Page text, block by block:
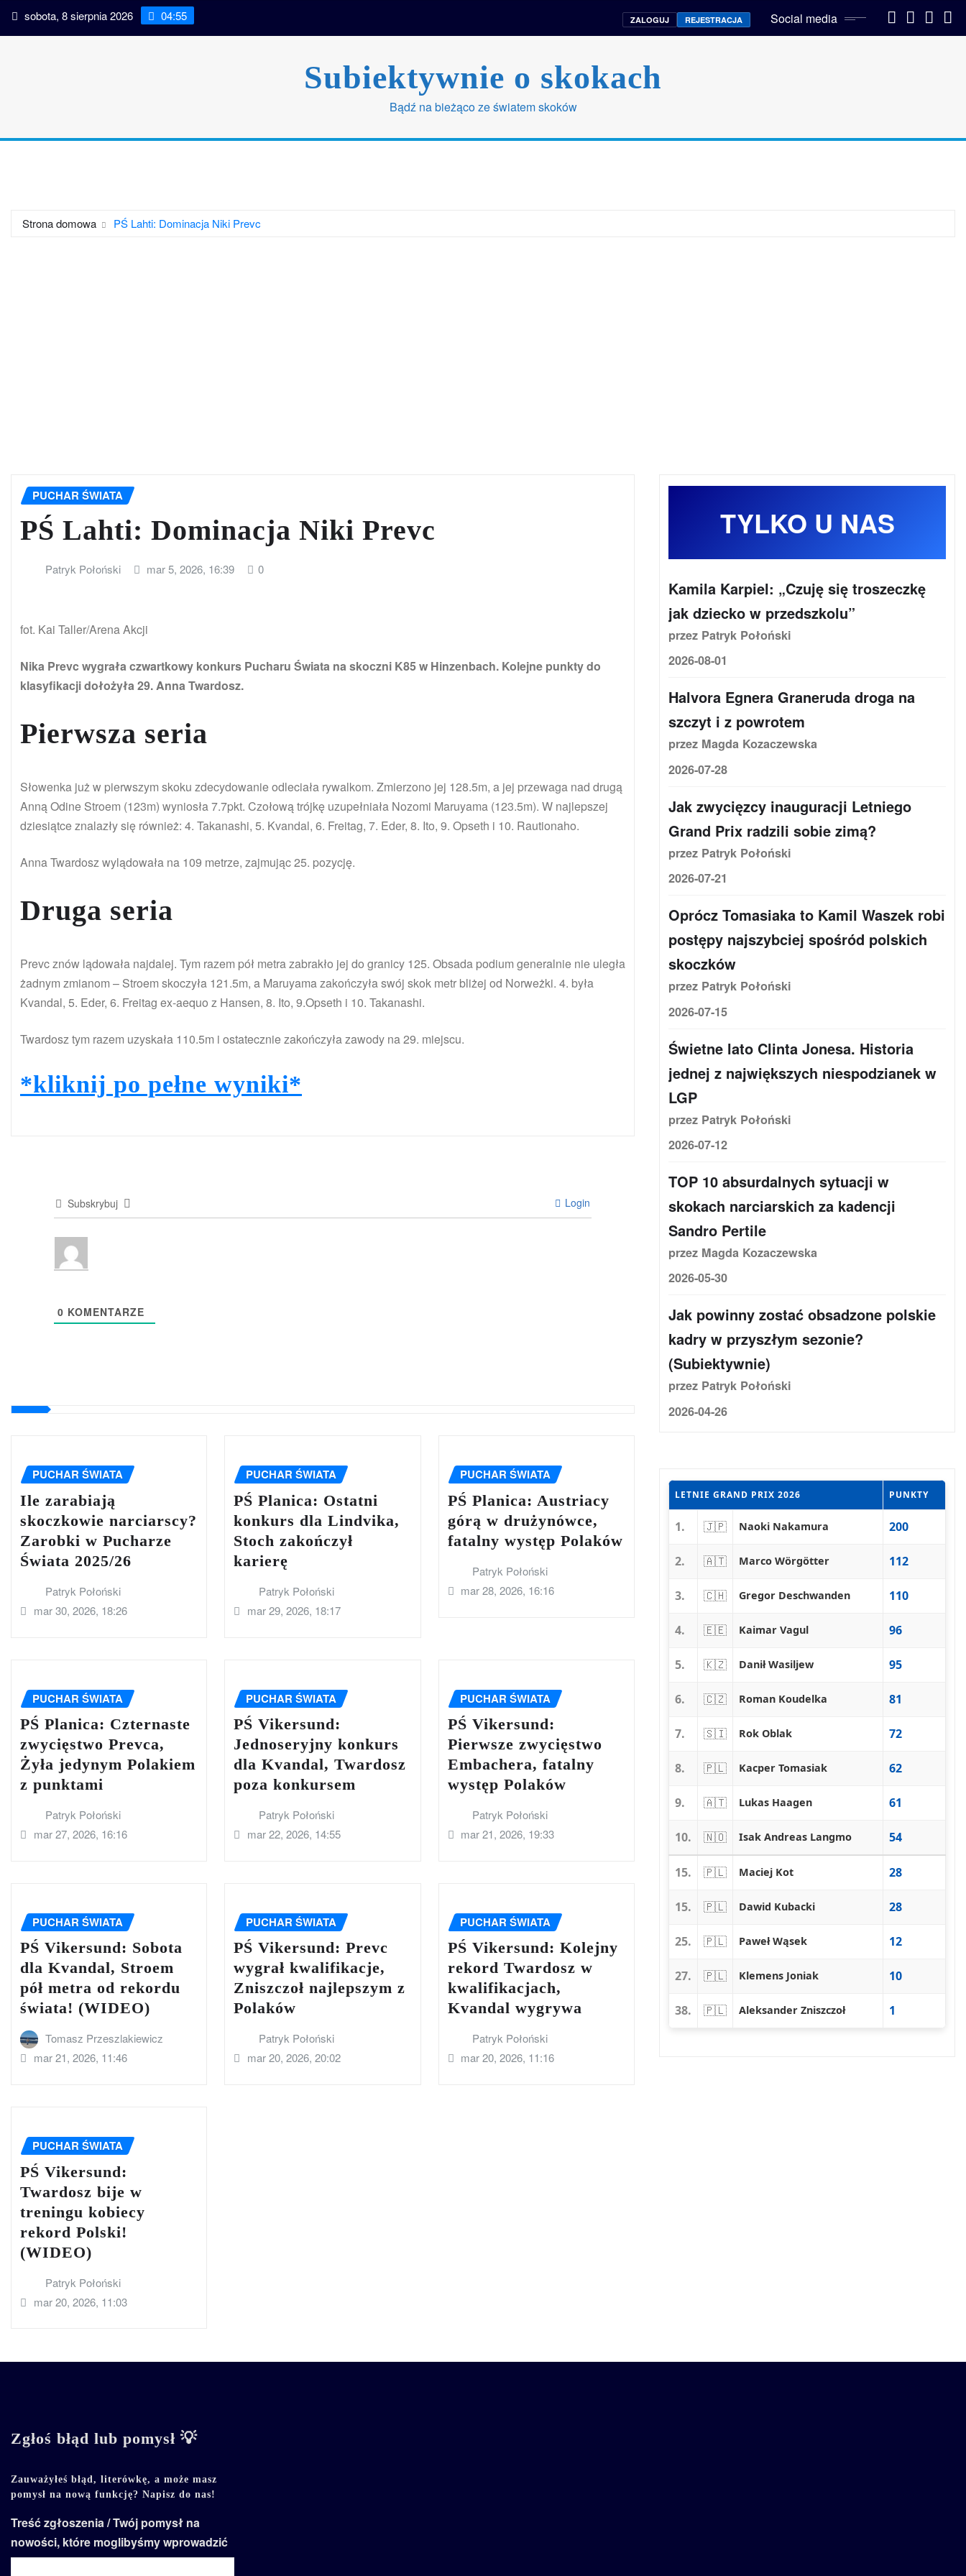
Przeskoczsobota, 8 sierpnia 2026 04:55 ZALOGUJ REJESTRACJA Social media
Subiektywnie o skokach
Bądź na bieżąco ze światem skoków
Strona domowa PŚ Lahti: Dominacja Niki Prevc
PUCHAR ŚWIATA
PŚ Lahti: Dominacja Niki Prevc
Patryk Połoński mar 5, 2026, 16:39 0
fot. Kai Taller/Arena Akcji
Nika Prevc wygrała czwartkowy konkurs Pucharu Świata na skoczni K85 w Hinzenbach. Kolejne punkty do
klasyfikacji dołożyła 29. Anna Twardosz.
Pierwsza seria
Słowenka już w pierwszym skoku zdecydowanie odleciała rywalkom. Zmierzono jej 128.5m, a jej przewaga nad drugą
Anną Odine Stroem (123m) wyniosła 7.7pkt. Czołową trójkę uzupełniała Nozomi Maruyama (123.5m). W najlepszej
dziesiątce znalazły się również: 4. Takanashi, 5. Kvandal, 6. Freitag, 7. Eder, 8. Ito, 9. Opseth i 10. Rautionaho.
Anna Twardosz wylądowała na 109 metrze, zajmując 25. pozycję.
Druga seria
Prevc znów lądowała najdalej. Tym razem pół metra zabrakło jej do granicy 125. Obsada podium generalnie nie uległa
żadnym zmianom – Stroem skoczyła 121.5m, a Maruyama zakończyła swój skok metr bliżej od Norweżki. 4. była
Kvandal, 5. Eder, 6. Freitag ex-aequo z Hansen, 8. Ito, 9.Opseth i 10. Takanashi.
Twardosz tym razem uzyskała 110.5m i ostatecznie zakończyła zawody na 29. miejscu.
*kliknij po pełne wyniki*
Subskrybuj Login
0 KOMENTARZE
PUCHAR ŚWIATA
Ile zarabiają
skoczkowie narciarscy?
Zarobki w Pucharze
Świata 2025/26
Patryk Połoński
mar 30, 2026, 18:26
PUCHAR ŚWIATA
PŚ Planica: Ostatni
konkurs dla Lindvika,
Stoch zakończył
karierę
Patryk Połoński
mar 29, 2026, 18:17
PUCHAR ŚWIATA
PŚ Planica: Austriacy
górą w drużynówce,
fatalny występ Polaków
Patryk Połoński
mar 28, 2026, 16:16
PUCHAR ŚWIATA
PŚ Planica: Czternaste
zwycięstwo Prevca,
Żyła jedynym Polakiem
z punktami
Patryk Połoński
mar 27, 2026, 16:16
PUCHAR ŚWIATA
PŚ Vikersund:
Jednoseryjny konkurs
dla Kvandal, Twardosz
poza konkursem
Patryk Połoński
mar 22, 2026, 14:55
PUCHAR ŚWIATA
PŚ Vikersund:
Pierwsze zwycięstwo
Embachera, fatalny
występ Polaków
Patryk Połoński
mar 21, 2026, 19:33
PUCHAR ŚWIATA
PŚ Vikersund: Sobota
dla Kvandal, Stroem
pół metra od rekordu
świata! (WIDEO)
Tomasz Przeszlakiewicz
mar 21, 2026, 11:46
PUCHAR ŚWIATA
PŚ Vikersund: Prevc
wygrał kwalifikacje,
Zniszczoł najlepszym z
Polaków
Patryk Połoński
mar 20, 2026, 20:02
PUCHAR ŚWIATA
PŚ Vikersund: Kolejny
rekord Twardosz w
kwalifikacjach,
Kvandal wygrywa
Patryk Połoński
mar 20, 2026, 11:16
PUCHAR ŚWIATA
PŚ Vikersund:
Twardosz bije w
treningu kobiecy
rekord Polski!
(WIDEO)
Patryk Połoński
mar 20, 2026, 11:03
TYLKO U NAS
Kamila Karpiel: „Czuję się troszeczkę
jak dziecko w przedszkolu”
przez Patryk Połoński
2026-08-01
Halvora Egnera Graneruda droga na
szczyt i z powrotem
przez Magda Kozaczewska
2026-07-28
Jak zwycięzcy inauguracji Letniego
Grand Prix radzili sobie zimą?
przez Patryk Połoński
2026-07-21
Oprócz Tomasiaka to Kamil Waszek robi
postępy najszybciej spośród polskich
skoczków
przez Patryk Połoński
2026-07-15
Świetne lato Clinta Jonesa. Historia
jednej z największych niespodzianek w
LGP
przez Patryk Połoński
2026-07-12
TOP 10 absurdalnych sytuacji w
skokach narciarskich za kadencji
Sandro Pertile
przez Magda Kozaczewska
2026-05-30
Jak powinny zostać obsadzone polskie
kadry w przyszłym sezonie?
(Subiektywnie)
przez Patryk Połoński
2026-04-26
LETNIE GRAND PRIX 2026 PUNKTY
1. 🇯🇵 Naoki Nakamura 200
2. 🇦🇹 Marco Wörgötter 112
3. 🇨🇭 Gregor Deschwanden 110
4. 🇪🇪 Kaimar Vagul 96
5. 🇰🇿 Danił Wasiljew 95
6. 🇨🇿 Roman Koudelka 81
7. 🇸🇮 Rok Oblak 72
8. 🇵🇱 Kacper Tomasiak 62
9. 🇦🇹 Lukas Haagen 61
10. 🇳🇴 Isak Andreas Langmo 54
15. 🇵🇱 Maciej Kot 28
15. 🇵🇱 Dawid Kubacki 28
25. 🇵🇱 Paweł Wąsek 12
27. 🇵🇱 Klemens Joniak 10
38. 🇵🇱 Aleksander Zniszczoł 1
Zgłoś błąd lub pomysł 💡
Zauważyłeś błąd, literówkę, a może masz
pomysł na nową funkcję? Napisz do nas!
Treść zgłoszenia / Twój pomysł na
nowości, które moglibyśmy wprowadzić